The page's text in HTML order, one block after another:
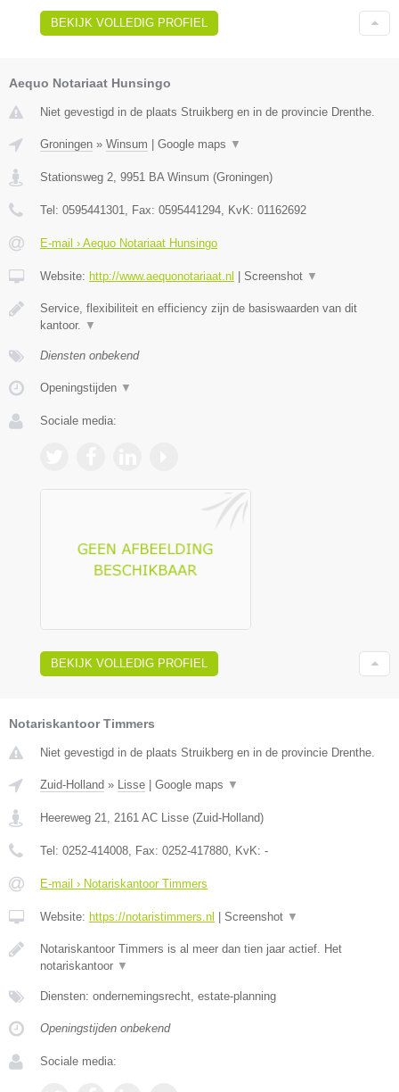
BEKIJK VOLLEDIG PROFIEL
Aequo Notariaat Hunsingo
Niet gevestigd in de plaats Struikberg en in de provincie Drenthe.
Groningen » Winsum Google maps ▼
Stationsweg 2 9951 BA Winsum (Groningen)
Tel: 0595441301 , Fax: 0595441294 , KvK: 01162692
E-mail › Aequo Notariaat Hunsingo
Website: http://www.aequonotariaat.nl Screenshot ▼
Service, flexibiliteit en efficiency zijn de basiswaarden van dit
kantoor.
▼
Diensten onbekend
Openingstijden ▼
Sociale media:
BEKIJK VOLLEDIG PROFIEL
Notariskantoor Timmers
Niet gevestigd in de plaats Struikberg en in de provincie Drenthe.
Zuid-Holland » Lisse Google maps ▼
Heereweg 21, 2161 AC Lisse (Zuid-Holland)
Tel: 0252-414008, Fax: 0252-417880, KvK: -
E-mail › Notariskantoor Timmers
Website: https://notaristimmers.nl Screenshot ▼
Notariskantoor Timmers is al meer dan tien jaar actief. Het
notariskantoor ▼
Diensten: ondernemingsrecht, estate-planning
Openingstijden onbekend
Sociale media: